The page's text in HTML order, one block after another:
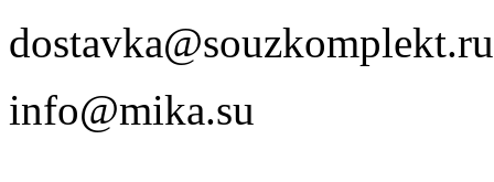
dostavka@souzkomplekt.ru
info@mika.su